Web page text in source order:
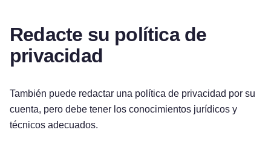
Redacte su política de
privacidad
También puede redactar una política de privacidad por su
cuenta, pero debe tener los conocimientos jurídicos y
técnicos adecuados.